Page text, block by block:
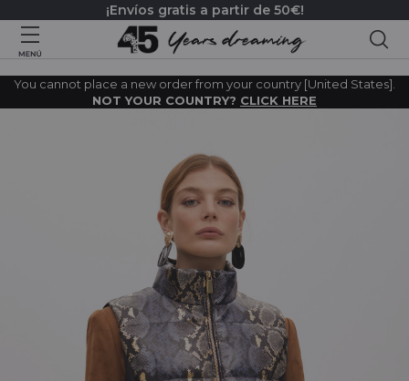
¡Envíos gratis a partir de 50€!
You cannot place a new order from your country [United States].
NOT YOUR COUNTRY? CLICK HERE